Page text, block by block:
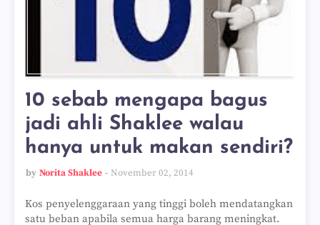
10 sebab mengapa bagus
jadi ahli Shaklee walau
hanya untuk makan sendiri?
by Norita Shaklee November 02, 2014
Kos penyelenggaraan yang tinggi boleh mendatangkan
satu beban apabila semua harga barang meningkat.